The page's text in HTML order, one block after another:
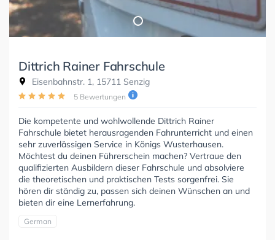
Dittrich Rainer Fahrschule
Eisenbahnstr. 1, 15711 Senzig
5 Bewertungen
Die kompetente und wohlwollende Dittrich Rainer
Fahrschule bietet herausragenden Fahrunterricht und einen
sehr zuverlässigen Service in Königs Wusterhausen.
Möchtest du deinen Führerschein machen? Vertraue den
qualifizierten Ausbildern dieser Fahrschule und absolviere
die theoretischen und praktischen Tests sorgenfrei. Sie
hören dir ständig zu, passen sich deinen Wünschen an und
bieten dir eine Lernerfahrung.
German